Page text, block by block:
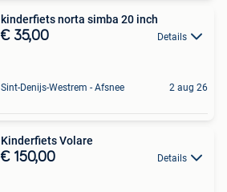
kinderfiets norta simba 20 inch
€ 35,00 Details
Sint-Denijs-Westrem - Afsnee 2 aug 26
Kinderfiets Volare
€ 150,00 Details